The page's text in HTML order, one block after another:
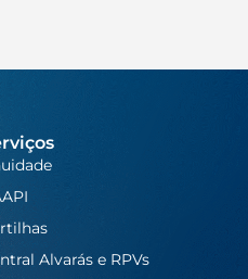
Alvarás e RPVs